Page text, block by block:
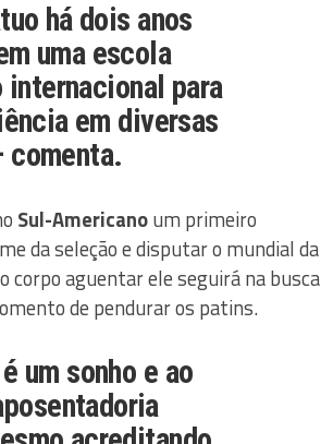
há dois anos
uma escola
para
em diversas
comenta.
Sul-Americanoum primeiro
da seleção e disputar o mundial da
corpo aguentar ele seguirá na busca
de pendurar os patins.
um sonho e ao